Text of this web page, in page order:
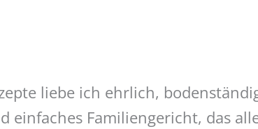
liebe ich ehrlich,
einfaches Familiengericht, das